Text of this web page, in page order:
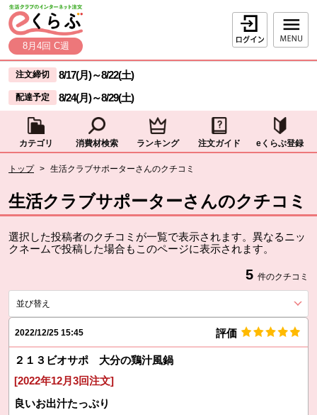
ページの先頭です。
本文へジャンプする。
8月4回 C週
ログイン
ここからサイト内共通メニューです。
サイト内共通メニューをスキップする
注文締切 8/17(月)～8/22(土)
配達予定 8/24(月)～8/29(土)
カテゴリ 消費材検索 ランキング 注文ガイド eくらぶ登録
トップ > 生活クラブサポーターさんのクチコミ
生活クラブサポーターさんのクチコミ
選択した投稿者のクチコミが一覧で表示されます。異なるニッ
クネームで投稿した場合もこのページに表示されます。
5 件のクチコミ
並び替え
2022/12/25 15:45 評価
２１３ビオサポ 大分の鶏汁風鍋
[2022年12月3回注文]
良いお出汁たっぷり